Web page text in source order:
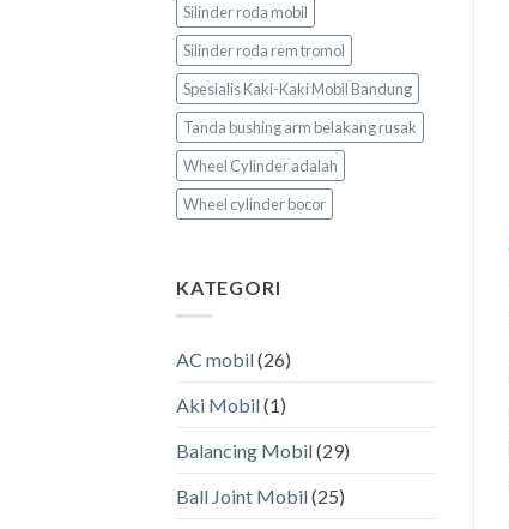
Silinder roda mobil
Silinder roda rem tromol
Spesialis Kaki-Kaki Mobil Bandung
Tanda bushing arm belakang rusak
Wheel Cylinder adalah
Wheel cylinder bocor
KATEGORI
AC mobil(26)
Aki Mobil(1)
Balancing Mobil(29)
Ball Joint Mobil(25)